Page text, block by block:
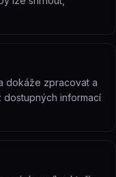
dokáže zpracovat a
dostupných informací